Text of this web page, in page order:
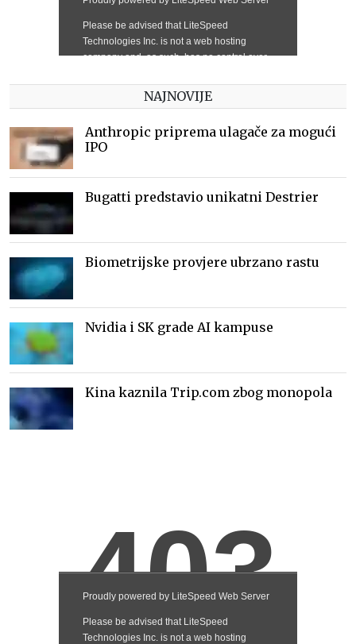
NAJNOVIJE
Anthropic priprema ulagače za mogući
IPO
Bugatti predstavio unikatni Destrier
Biometrijske provjere ubrzano rastu
Nvidia i SK grade AI kampuse
Kina kaznila Trip.com zbog monopola